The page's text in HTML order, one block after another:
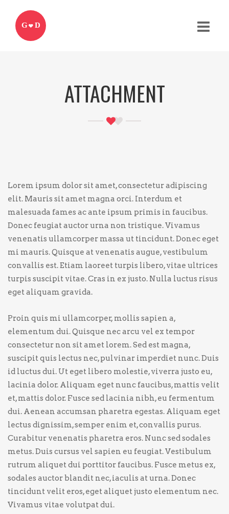
G D
ATTACHMENT
Lorem ipsum dolor sit amet, consectetur adipiscing
elit. Mauris sit amet magna orci. Interdum et
malesuada fames ac ante ipsum primis in faucibus.
Donec feugiat auctor urna non tristique. Vivamus
venenatis ullamcorper massa ut tincidunt. Donec eget
mi mauris. Quisque at venenatis augue, vestibulum
convallis est. Etiam laoreet turpis libero, vitae ultrices
turpis suscipit vitae. Cras in ex justo. Nulla luctus risus
eget aliquam gravida.
Proin quis mi ullamcorper, mollis sapien a,
elementum dui. Quisque nec arcu vel ex tempor
consectetur non sit amet lorem. Sed est magna,
suscipit quis lectus nec, pulvinar imperdiet nunc. Duis
id luctus dui. Ut eget libero molestie, viverra justo eu,
lacinia dolor. Aliquam eget nunc faucibus, mattis velit
et, mattis dolor. Fusce sed lacinia nibh, eu fermentum
dui. Aenean accumsan pharetra egestas. Aliquam eget
lectus dignissim, semper enim et, convallis purus.
Curabitur venenatis pharetra eros. Nunc sed sodales
metus. Duis cursus vel sapien eu feugiat. Vestibulum
rutrum aliquet dui porttitor faucibus. Fusce metus ex,
sodales auctor blandit nec, iaculis at urna. Donec
tincidunt velit eros, eget aliquet justo elementum nec.
Vivamus vitae volutpat dui.